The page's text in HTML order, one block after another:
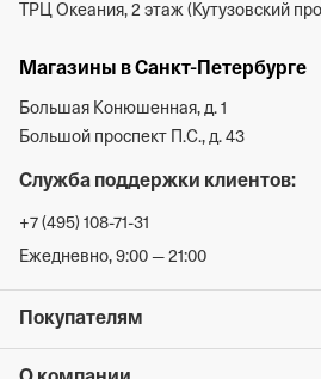
ТРЦ Океания, 2 этаж (Кутузовский
Магазины в Санкт-Петербурге
Большая Конюшенная, д. 1
Большой проспект П.С., д. 43
Служба поддержки клиентов:
+7 (495) 108-71-31
Ежедневно, 9:00 — 21:00
Покупателям